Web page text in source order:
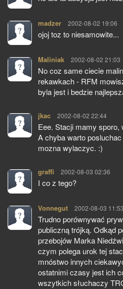
madzer pisze:
2002-08-02 19:06
ojoj toz to niesamowite...
Maliniak pisze:
2002-08-02 21:03
No coz same ciecie
rekawkach - RFM
byla jest i bedzie
jkac pisze:
2002-08-02 22:44
Eee. Stacji mamy
A chyba warto
mozna wylaczyc. :)
graffi pisze:
2002-08-03 02:36
I co z tego?
Vonnegut pisze:
2002-08-03 11:53
Trudno porównywać
publiczną trójką. Odkąd
przebojów Marka
czym polega urok tej
mnóstwo innych
ostatnimi czasy jest ich
wszytkich słuchaczy